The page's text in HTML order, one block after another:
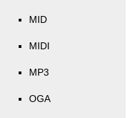
MID
MIDI
MP3
OGA